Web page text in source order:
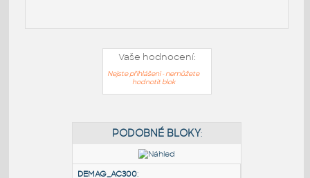
Vaše hodnocení:
Nejste přihlášeni - nemůžete
hodnotit blok